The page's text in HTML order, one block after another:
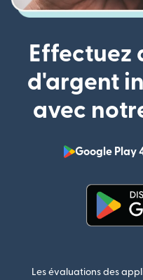
Effectuez
d'argent
avec
Google Play
Les évaluations des